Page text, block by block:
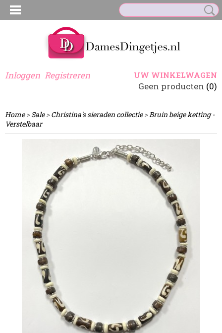
Inloggen Registreren UW WINKELWAGEN
Geen producten (0)
Home>Sale>Christina's sieraden collectie>Bruin beige ketting -
Verstelbaar